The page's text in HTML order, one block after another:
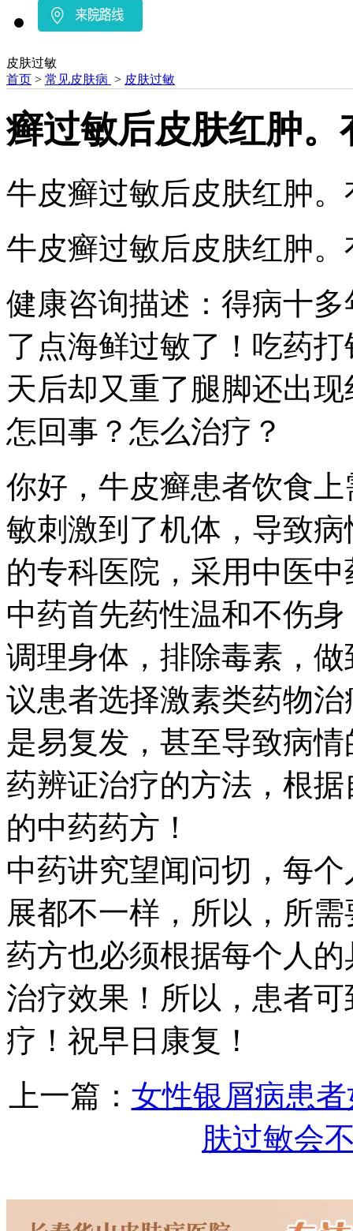
皮肤过敏
首页 > 常见皮肤病 > 皮肤过敏
癣过敏后皮肤红肿。
牛皮癣过敏后皮肤红肿
牛皮癣过敏后皮肤红肿
健康咨询描述：得病十
了点海鲜过敏了！吃药
天后却又重了腿脚还出
怎回事？怎么治疗？
你好，牛皮癣患者饮食
敏刺激到了机体，导致
的专科医院，采用中医
中药首先药性温和不伤
调理身体，排除毒素，
议患者选择激素类药物
是易复发，甚至导致病
药辨证治疗的方法，根
的中药药方！
中药讲究望闻问切，每
展都不一样，所以，所
药方也必须根据每个人
治疗效果！所以，患者
疗！祝早日康复！
上一篇： 女性银屑病患
肤过敏会